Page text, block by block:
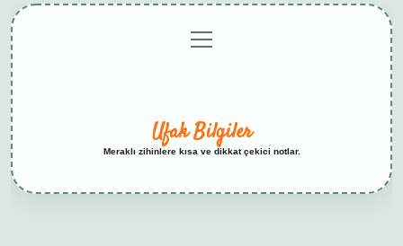
menüyü
aç
Ufak Bilgiler
Meraklı zihinlere kısa ve dikkat çekici notlar.